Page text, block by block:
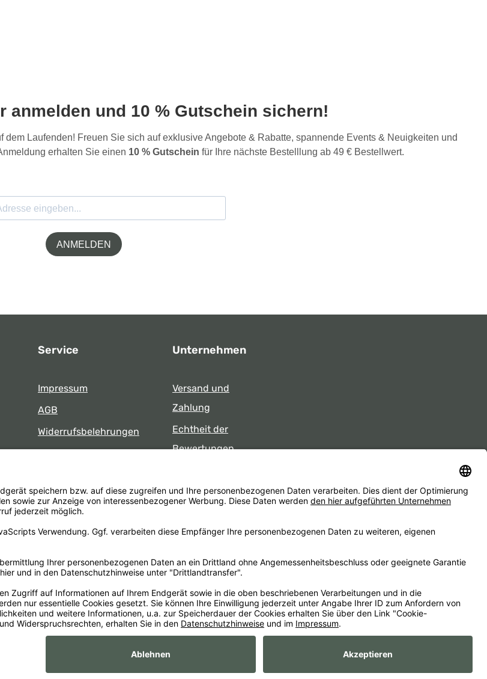
anmelden und 10 % Gutschein sichern!
Laufenden! Freuen Sie sich auf exklusive Angebote & Rabatte, spannende Events & Neuigkeiten und
erhalten Sie einen 10 % Gutschein für Ihre nächste Bestelllung ab 49 € Bestellwert.
ANMELDEN
Service
Impressum
AGB
Widerrufsbelehrungen
Datenschutz
Unternehmen
Versand und
Zahlung
Echtheit der
Bewertungen
Laden
ImpressumAGB WiderrufsbelehrungenDatenschutzBarrierefreiheit